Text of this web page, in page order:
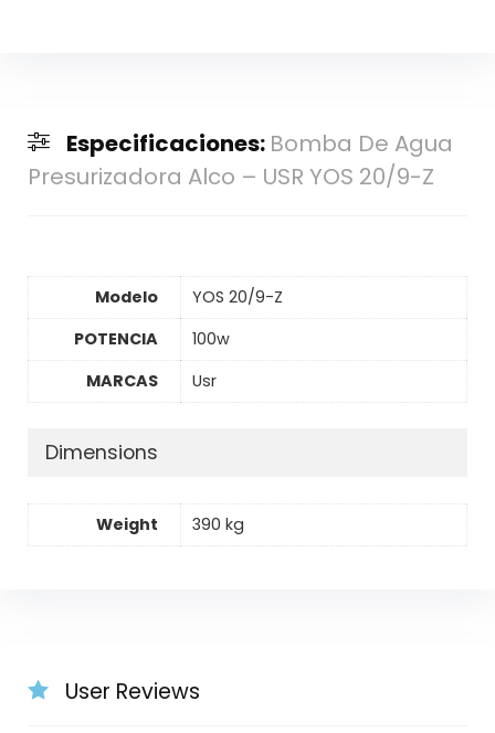
Especificaciones: Bomba De Agua
Presurizadora Alco – USR YOS 20/9-Z
Modelo
YOS 20/9-Z
POTENCIA
100w
MARCAS
Usr
Dimensions
Weight 390 kg
User Reviews